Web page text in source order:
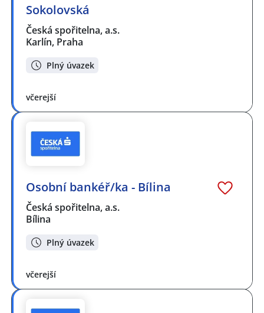
Sokolovská
Česká spořitelna, a.s.
Karlín, Praha
Plný úvazek
včerejší
Osobní bankéř/ka - Bílina
Česká spořitelna, a.s.
Bílina
Plný úvazek
včerejší